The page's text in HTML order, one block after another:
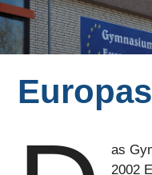
as
2002